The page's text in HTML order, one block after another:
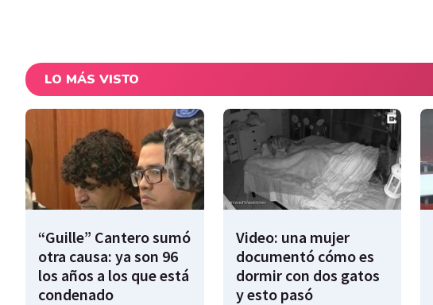
LO MÁS VISTO
“Guille” Cantero sumó
otra causa: ya son 96
los años a los que está
condenado
Video: una mujer
documentó cómo es
dormir con dos gatos
y esto pasó